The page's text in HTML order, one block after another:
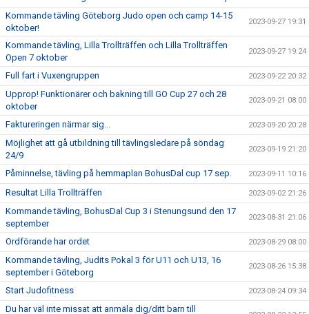
Kommande tävling Göteborg Judo open och camp 14-15
oktober!
2023-09-27 19:31
Kommande tävling, Lilla Trollträffen och Lilla Trollträffen
Open 7 oktober
2023-09-27 19:24
Full fart i Vuxengruppen 2023-09-22 20:32
Upprop! Funktionärer och bakning till GO Cup 27 och 28
oktober
2023-09-21 08:00
Faktureringen närmar sig... 2023-09-20 20:28
Möjlighet att gå utbildning till tävlingsledare på söndag
24/9
2023-09-19 21:20
Påminnelse, tävling på hemmaplan BohusDal cup 17 sep. 2023-09-11 10:16
Resultat Lilla Trollträffen 2023-09-02 21:26
Kommande tävling, BohusDal Cup 3 i Stenungsund den 17
september
2023-08-31 21:06
Ordförande har ordet 2023-08-29 08:00
Kommande tävling, Judits Pokal 3 för U11 och U13, 16
september i Göteborg
2023-08-26 15:38
Start Judofitness 2023-08-24 09:34
Du har väl inte missat att anmäla dig/ditt barn till